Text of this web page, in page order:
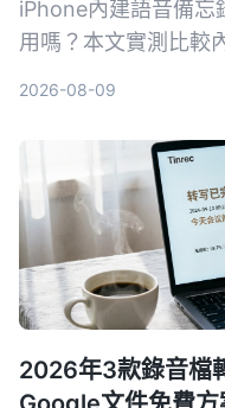
iPhone內建語音備忘
用嗎？本文實測比較
2026-08-09
2026年3款錄音檔